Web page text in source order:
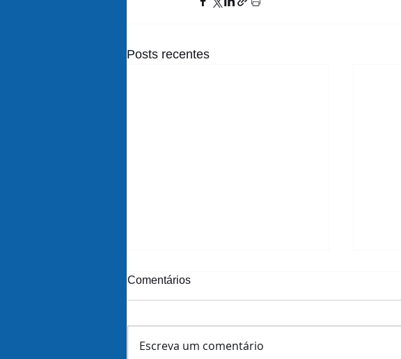
Posts recentes
Comentários
Escreva um comentário